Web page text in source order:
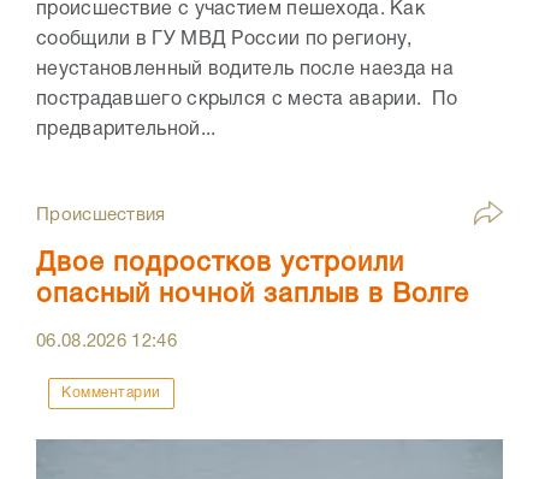
происшествие с участием пешехода. Как
сообщили в ГУ МВД России по региону,
неустановленный водитель после наезда на
пострадавшего скрылся с места аварии. По
предварительной...
Происшествия
Двое подростков устроили
опасный ночной заплыв в Волге
06.08.2026 12:46
Комментарии